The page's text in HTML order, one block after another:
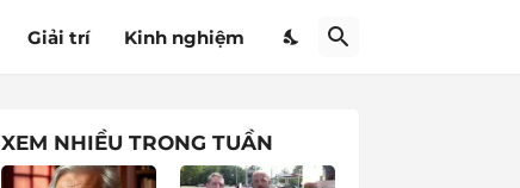
Giải trí Kinh nghiệm
XEM NHIỀU TRONG TUẦN